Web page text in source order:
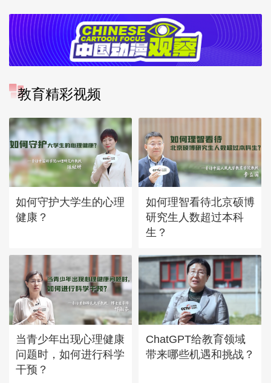
教育精彩视频
如何守护大学生的心理
健康？
如何理智看待北京硕博
研究生人数超过本科
生？
当青少年出现心理健康
问题时，如何进行科学
干预？
ChatGPT给教育领域
带来哪些机遇和挑战？